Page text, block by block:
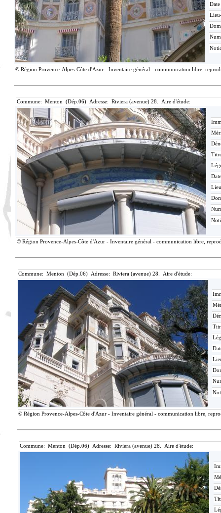
© Région Provence-Alpes-Côte d'Azur - Inventaire général - communication libre,
Commune: Menton (Dép.06) Adresse: Riviera (avenue) 28. Aire d'étude:
© Région Provence-Alpes-Côte d'Azur - Inventaire général - communication libre,
Commune: Menton (Dép.06) Adresse: Riviera (avenue) 28. Aire d'étude:
© Région Provence-Alpes-Côte d'Azur - Inventaire général - communication libre,
Commune: Menton (Dép.06) Adresse: Riviera (avenue) 28. Aire d'étude: